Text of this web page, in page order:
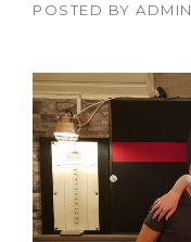
POSTED BY ADMIN